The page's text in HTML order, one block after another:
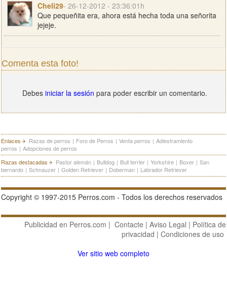
Cheli29- 26-12-2012 - 23:36:01h
Que pequeñita era, ahora está hecha toda una señorita
jejeje.
Comenta esta foto!
Debes iniciar la sesión para poder escribir un comentario.
Enlaces Razas de perros | Foro de Perros | Venta perros | Adiestramiento
perros | Adopciones de perros
Razas destacadas
Pastor alemán | Bulldog | Bull terrier | Yorkshire | Boxer | San
bernardo | Schnauzer | Golden Retriever | Doberman | Labrador Retriever
Copyright © 1997-2015 Perros.com - Todos los derechos reservados
Publicidad en Perros.com | Contacte | Aviso Legal | Política de
privacidad | Condiciones de uso
Ver sitio web completo